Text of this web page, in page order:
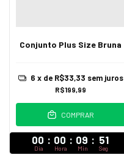
Conjunto Plus Size Bruna
R$199,99
6 x de R$33,33 sem juros
COMPRAR
00 : 00 : 09 : 47
Dia Hora Min Seg